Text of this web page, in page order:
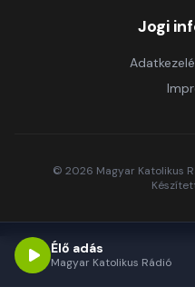
Jogi
© 2026 Magyar Katolikus
Élő adás
Magyar Katolikus Rádió